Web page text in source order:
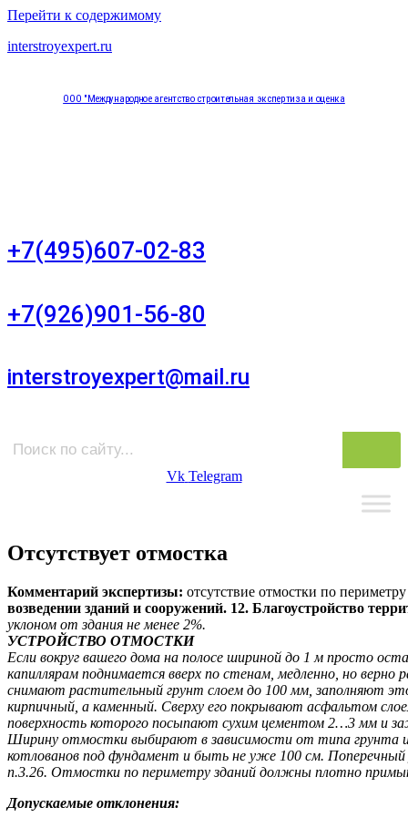
Перейти к содержимому
interstroyexpert.ru
ООО "Международное агентство строительная экспертиза и оценка
+7(495)607-02-83
+7(926)901-56-80
interstroyexpert@mail.ru
Vk Telegram
Отсутствует отмостка
Комментарий экспертизы: отсутствие отмостки по
возведении зданий и сооружений. 12. Благоустройство
уклоном от здания не менее 2%.
УСТРОЙСТВО ОТМОСТКИ
Если вокруг вашего дома на полосе шириной до 1 м просто
капиллярам поднимается вверх по стенам, медленно, но
снимают растительный грунт слоем до 100 мм, заполняют
кирпичный, а каменный. Сверху его покрывают асфальтом
поверхность которого посыпают сухим цементом 2…3 мм и
Ширину отмостки выбирают в зависимости от типа грунта
котлованов под фундамент и быть не уже 100 см.
п.3.26. Отмостки по периметру зданий должны плотно
Допускаемые отклонения: